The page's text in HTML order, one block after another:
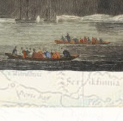
Kroatië
Lapland
Letland
Litouwen
Madeira
Montenegro
Indonesië
Japan
Jordanië
Kazachstan
Kirgizië
Laos
Malediven
Tibet
Vietnam
Zuid-